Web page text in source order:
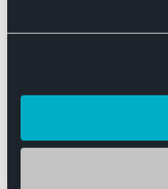
Båthengere